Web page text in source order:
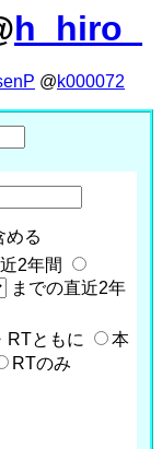
h_hiro_
@k000072
める
2年間
までの直近2年
RTともに
本
RTのみ